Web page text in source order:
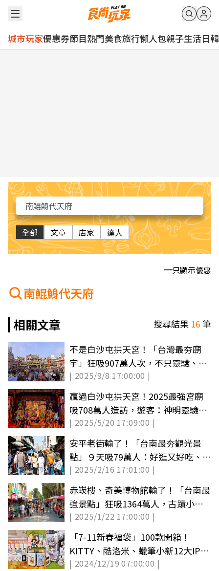
城市玩家優惠券節目熱門美食旅行懶人包親子生活日韓
全部 文章 店家 達人
只顯示優惠
南鯤鯓代天府
相關文章
搜尋結果 16筆
不是白沙屯拱天宮！「台灣最夯廟
宇」狂吸907萬人次，不只靈驗、美
食也很多
| 2025/9/8 17:00:00 |
贏過白沙屯拱天宮！2025最強宮廟
吸708萬人造訪，遊客：神明靈驗、
建築宏偉
| 2025/5/20 17:09:00 |
安平老街輸了！「台南最夯觀光景
點」９天吸79萬人：好逛又好吃、美
食銅板價
| 2025/2/16 17:01:00 |
赤崁樓、奇美博物館輸了！「台南最
強景點」狂吸1364萬人，古蹟小吃
一次滿足
| 2025/1/22 17:00:00 |
「7-11新春福袋」100款開箱！
KITTY、酷洛米、蠟筆小新12大IP，
開賣日、價格
| 2024/12/19 07:00:00 |